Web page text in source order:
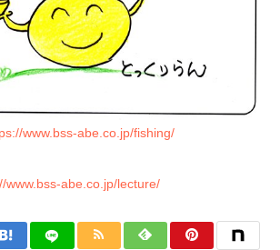
www.bss-abe.co.jp/fishing/
www.bss-abe.co.jp/lecture/